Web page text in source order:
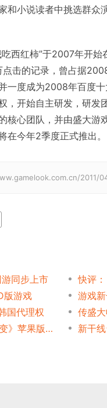
和小说读者中挑选群众
吃西红柿”于2007年开
击的记录，曾占据
一度成为2008年百度
，开始自主研发，研发
心团队，并由盛大游
在今年2季度正式推出。
2011/
同步上市
版游戏
游戏
国代理权
传盛
盛大游戏进军ios端 《星辰变》苹果版曝光
新干